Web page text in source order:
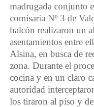
madrugada conjunto
comisaria Nº 3 de
halcón realizaron un
asentamientos entre
Alsina, en busca de
zona. Durante el
cocina y en un claro
autoridad
los tiraron al piso y